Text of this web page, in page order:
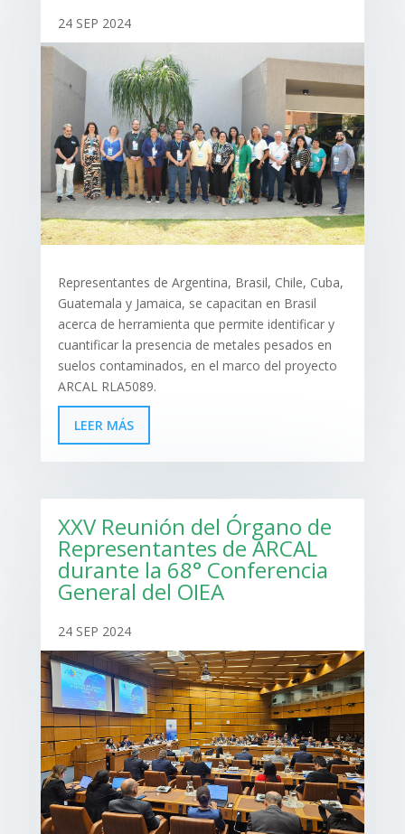
24 SEP 2024
Representantes de Argentina, Brasil, Chile, Cuba,
Guatemala y Jamaica, se capacitan en Brasil
acerca de herramienta que permite identificar y
cuantificar la presencia de metales pesados en
suelos contaminados, en el marco del proyecto
ARCAL RLA5089.
LEER MÁS
XXV Reunión del Órgano de
Representantes de ARCAL
durante la 68° Conferencia
General del OIEA
24 SEP 2024